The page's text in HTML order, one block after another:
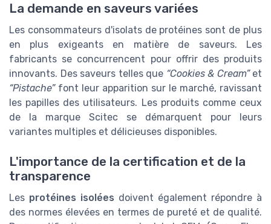
La demande en saveurs variées
Les consommateurs d'isolats de protéines sont de plus
en plus exigeants en matière de saveurs. Les
fabricants se concurrencent pour offrir des produits
innovants. Des saveurs telles que “Cookies & Cream”et
“Pistache”font leur apparition sur le marché, ravissant
les papilles des utilisateurs. Les produits comme ceux
de la marque Scitec se démarquent pour leurs
variantes multiples et délicieuses disponibles.
L'importance de la certification et de la
transparence
Les protéines isolées doivent également répondre à
des normes élevées en termes de pureté et de qualité.